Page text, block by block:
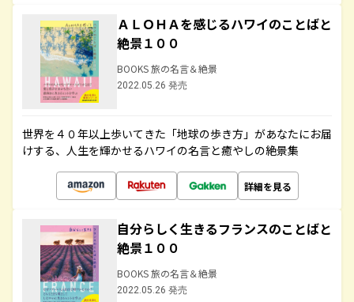
ＡＬＯＨＡを感じるハワイのことばと
絶景１００
BOOKS 旅の名言＆絶景
2022.05.26 発売
世界を４０年以上歩いてきた「地球の歩き方」があなたにお届
けする、人生を輝かせるハワイの名言と癒やしの絶景集
詳細を見る
自分らしく生きるフランスのことばと
絶景１００
BOOKS 旅の名言＆絶景
2022.05.26 発売